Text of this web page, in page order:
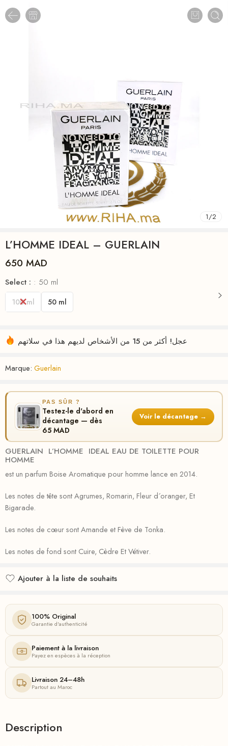
1/2
L’HOMME IDEAL – GUERLAIN
650 MAD
Select : 50 ml
100 ml 50 ml
عجل! أكثر من 15 من الأشخاص لديهم هذا في سلاتهم
Marque: Guerlain
PAS SÛR ?
Testez-le d'abord en
décantage — dès
65 MAD
Voir le décantage →
GUERLAIN L’HOMME IDEAL EAU DE TOILETTE POUR
HOMME
est un parfum Boise Aromatique pour homme lance en 2014.
Les notes de tête sont Agrumes, Romarin, Fleur d´oranger, Et
Bigarade.
Les notes de cœur sont Amande et Fève de Tonka.
Les notes de fond sont Cuire, Cèdre Et Vétiver.
Ajouter à la liste de souhaits
100% Original
Garantie d'authenticité
Paiement à la livraison
Payez en espèces à la réception
Livraison 24–48h
Partout au Maroc
Description